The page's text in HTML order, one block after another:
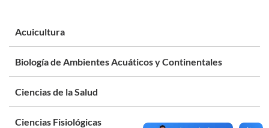
Acuicultura
Biología de Ambientes Acuáticos y Continentales
Ciencias de la Salud
Ciencias Fisiológicas